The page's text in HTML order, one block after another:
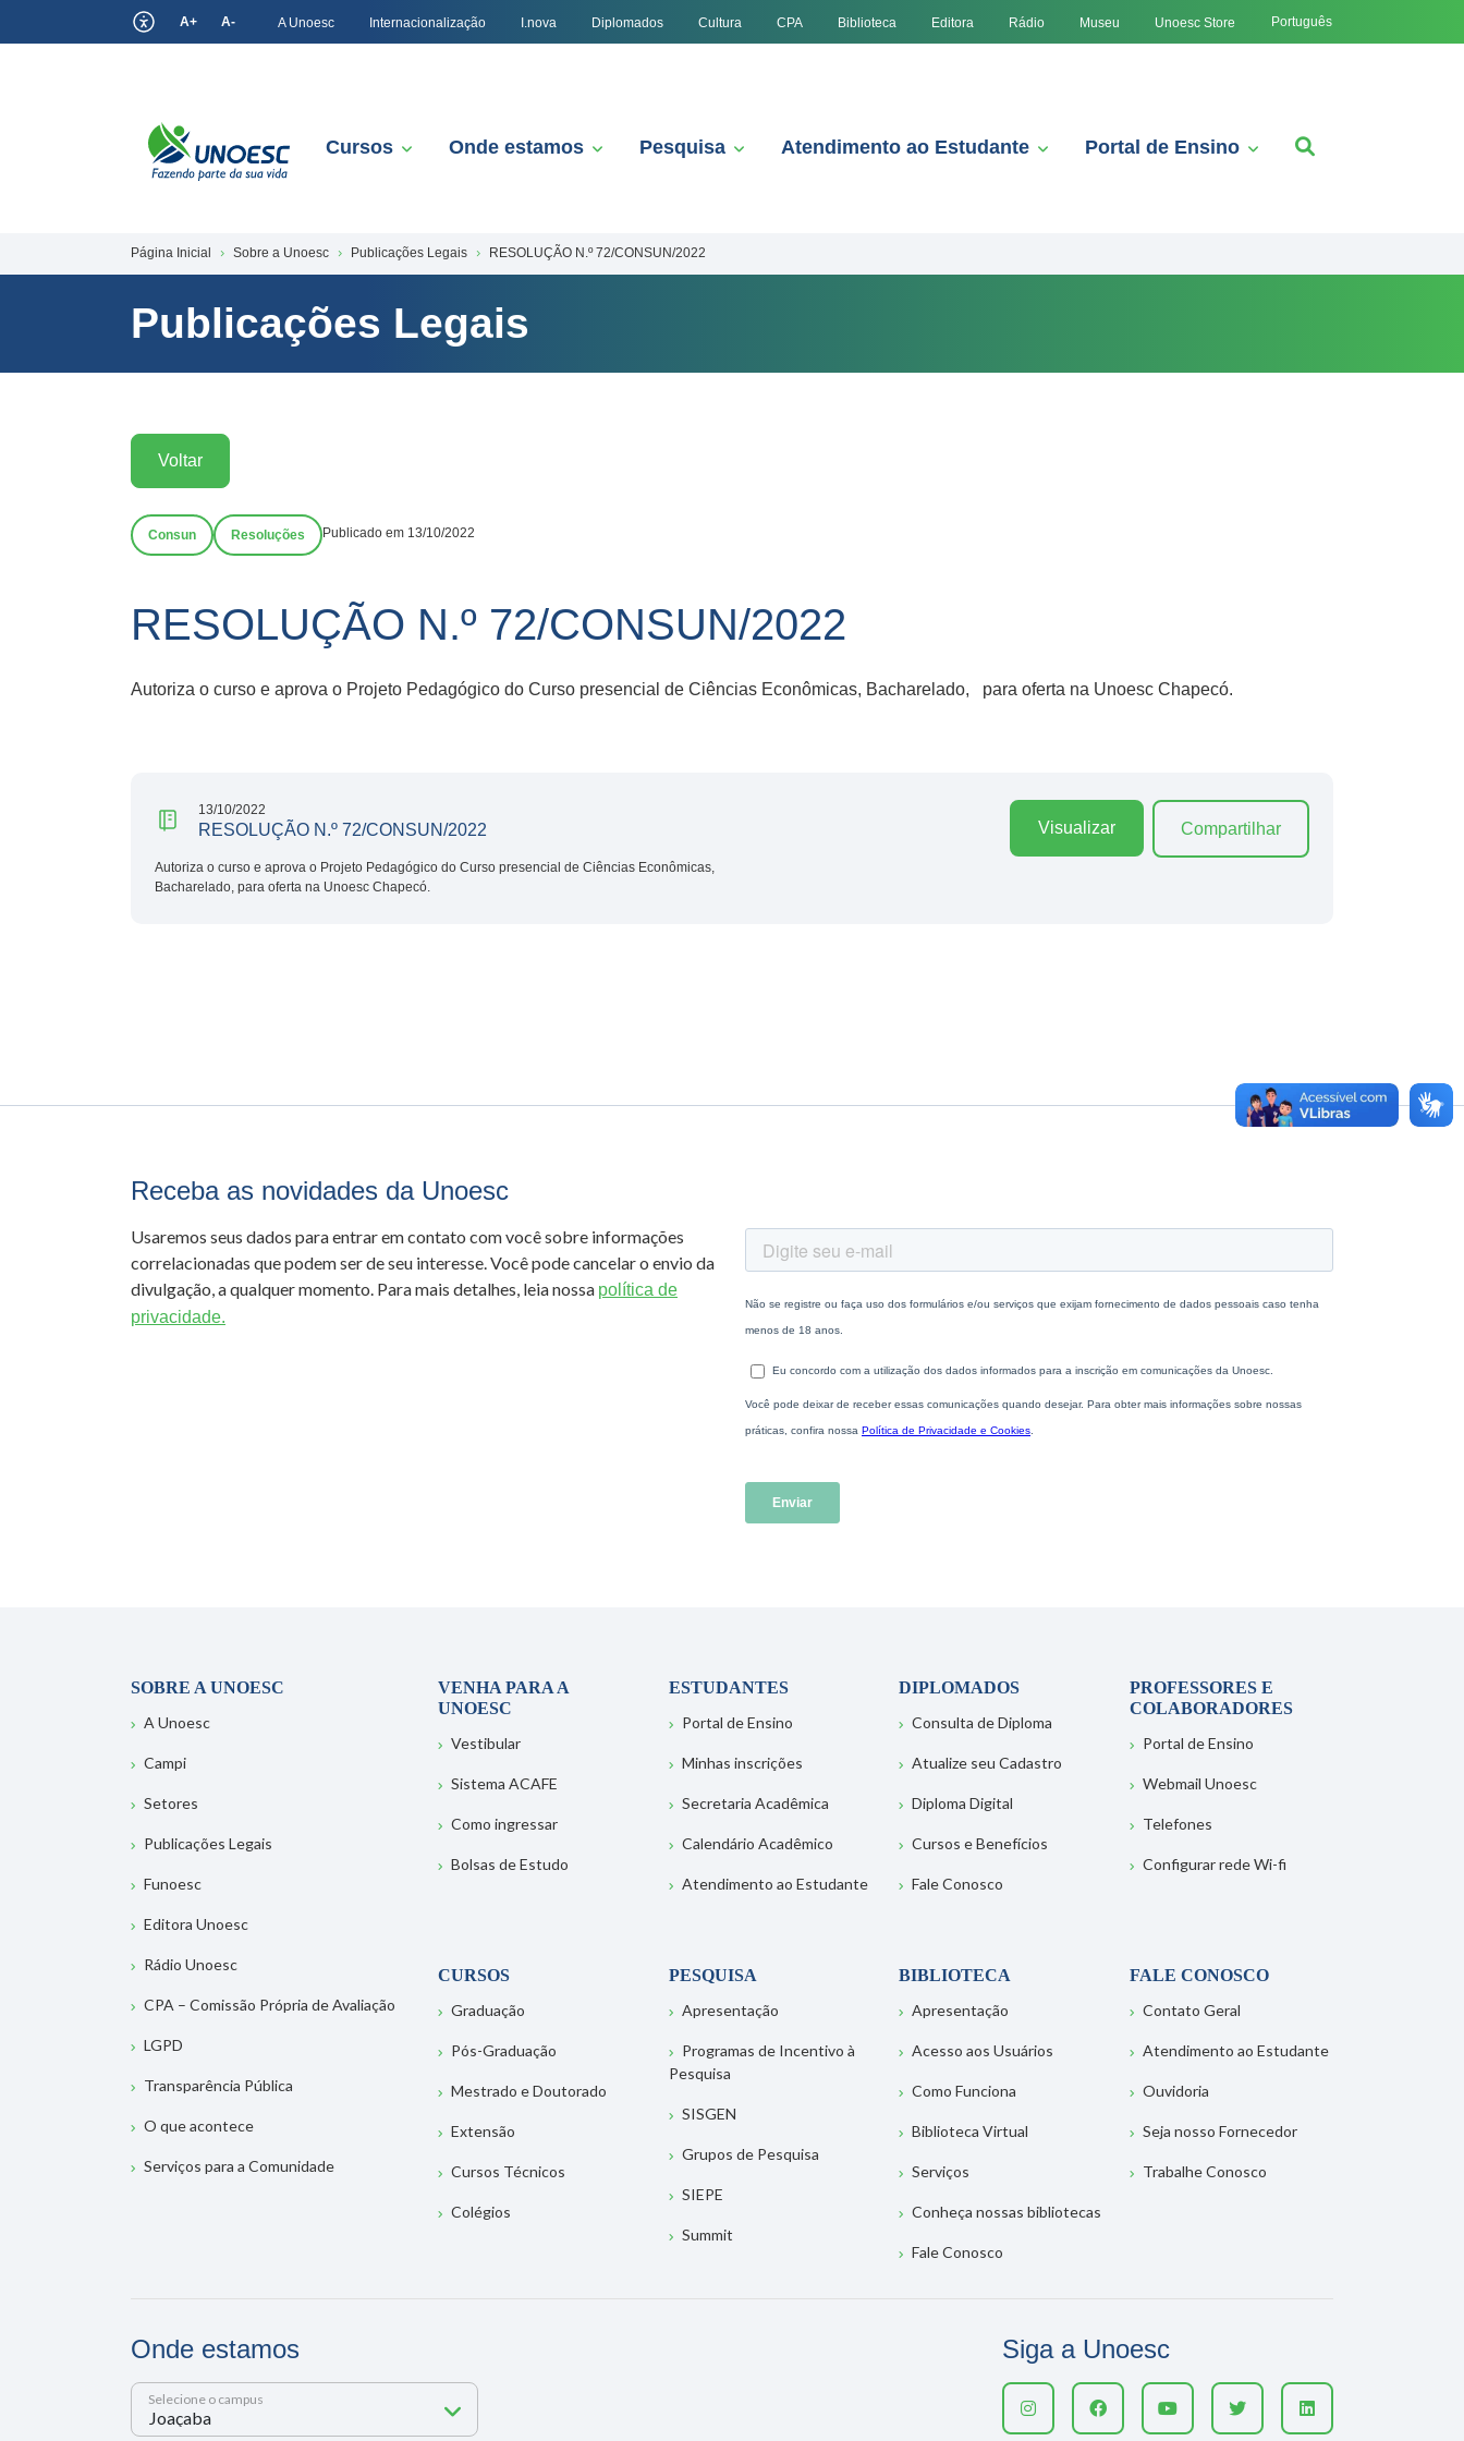
A+ A- A Unoesc Internacionalização I.nova Diplomados Cultura CPA Biblioteca Editora Rádio Museu Unoesc Store Português
Cursos Onde estamos Pesquisa Atendimento ao Estudante Portal de Ensino
Página Inicial Sobre a Unoesc Publicações Legais RESOLUÇÃO N.º 72/CONSUN/2022
Publicações Legais
Voltar
Consun Resoluções Publicado em 13/10/2022
RESOLUÇÃO N.º 72/CONSUN/2022
Autoriza o curso e aprova o Projeto Pedagógico do Curso presencial de Ciências Econômicas, Bacharelado, para oferta na Unoesc Chapecó.
13/10/2022
RESOLUÇÃO N.º 72/CONSUN/2022
Autoriza o curso e aprova o Projeto Pedagógico do Curso presencial de Ciências Econômicas,
Bacharelado, para oferta na Unoesc Chapecó.
Visualizar Compartilhar
Receba as novidades da Unoesc
Usaremos seus dados para entrar em contato com você sobre informações
correlacionadas que podem ser de seu interesse. Você pode cancelar o envio da
divulgação, a qualquer momento. Para mais detalhes, leia nossa política de
privacidade.
SOBRE A UNOESC
A Unoesc
Campi
Setores
Publicações Legais
Funoesc
Editora Unoesc
Rádio Unoesc
CPA – Comissão Própria de Avaliação
LGPD
Transparência Pública
O que acontece
Serviços para a Comunidade
VENHA PARA A
UNOESC
Vestibular
Sistema ACAFE
Como ingressar
Bolsas de Estudo
ESTUDANTES
Portal de Ensino
Minhas inscrições
Secretaria Acadêmica
Calendário Acadêmico
Atendimento ao Estudante
DIPLOMADOS
Consulta de Diploma
Atualize seu Cadastro
Diploma Digital
Cursos e Benefícios
Fale Conosco
PROFESSORES E
COLABORADORES
Portal de Ensino
Webmail Unoesc
Telefones
Configurar rede Wi-fi
CURSOS
Graduação
Pós-Graduação
Mestrado e Doutorado
Extensão
Cursos Técnicos
Colégios
PESQUISA
Apresentação
Programas de Incentivo à
Pesquisa
SISGEN
Grupos de Pesquisa
SIEPE
Summit
BIBLIOTECA
Apresentação
Acesso aos Usuários
Como Funciona
Biblioteca Virtual
Serviços
Conheça nossas bibliotecas
Fale Conosco
FALE CONOSCO
Contato Geral
Atendimento ao Estudante
Ouvidoria
Seja nosso Fornecedor
Trabalhe Conosco
Onde estamos
Selecione o campus
Siga a Unoesc